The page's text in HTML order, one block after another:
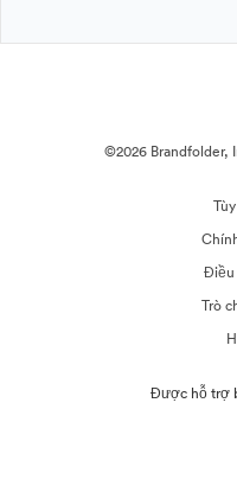
©2026 Brandfolder,
Điều
Trò
Được hỗ trợ